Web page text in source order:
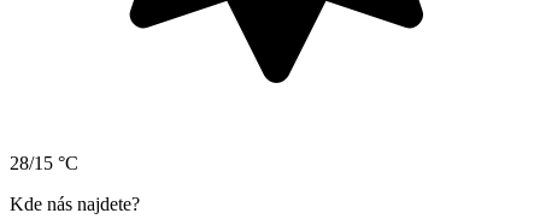
28/15 °C
Kde nás najdete?